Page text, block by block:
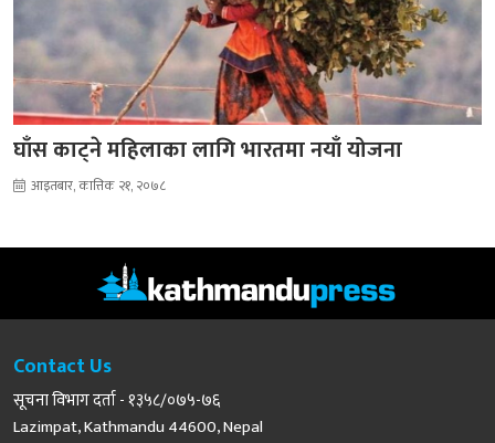
घाँस काट्ने महिलाका लागि भारतमा नयाँ योजना
आइतबार, कात्तिक २१, २०७८
Contact Us
सूचना विभाग दर्ता - १३५८/०७५-७६
Lazimpat, Kathmandu 44600, Nepal